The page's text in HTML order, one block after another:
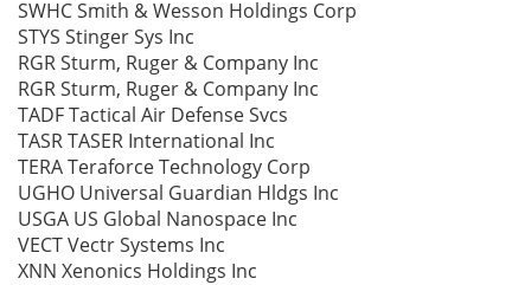
SWHC Smith & Wesson Holdings Corp
STYS Stinger Sys Inc
RGR Sturm, Ruger & Company Inc
RGR Sturm, Ruger & Company Inc
TADF Tactical Air Defense Svcs
TASR TASER International Inc
TERA Teraforce Technology Corp
UGHO Universal Guardian Hldgs Inc
USGA US Global Nanospace Inc
VECT Vectr Systems Inc
XNN Xenonics Holdings Inc